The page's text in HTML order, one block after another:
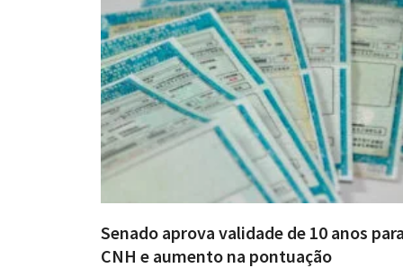
Senado aprova validade de 10 anos
CNH e aumento na pontuação